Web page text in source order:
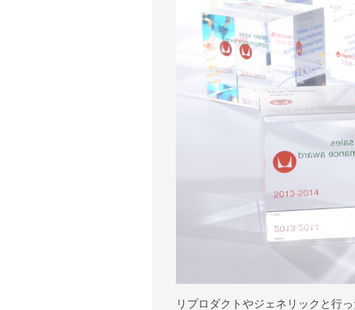
リプロダクトやジェネリックと行